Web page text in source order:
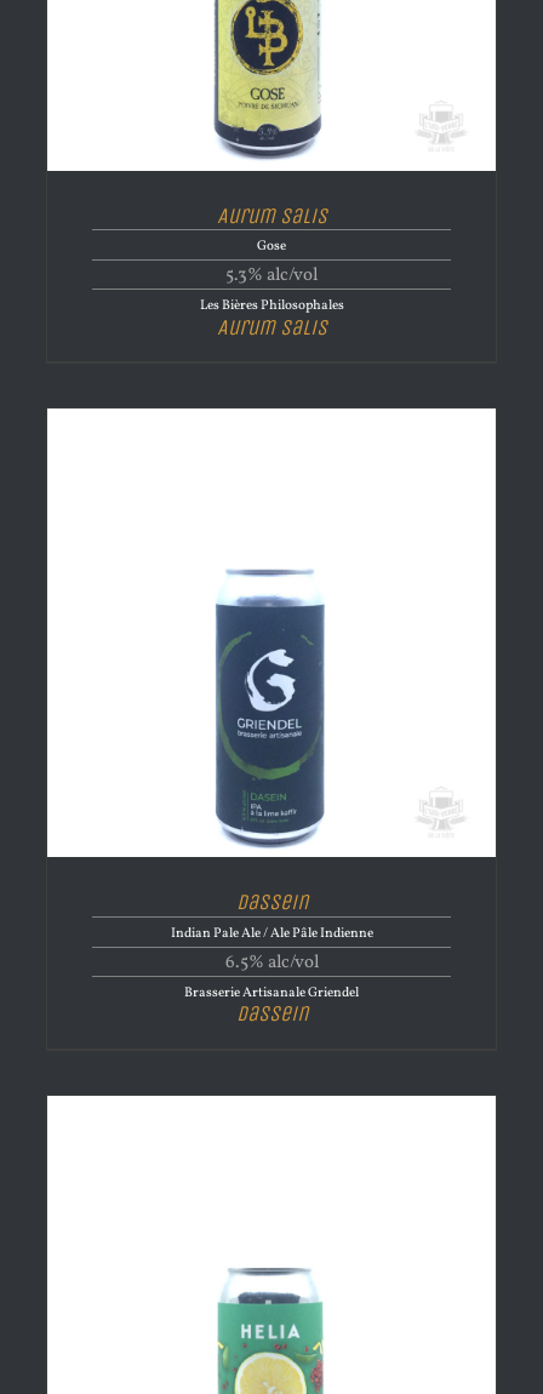
Aurum Salis
Gose
5.3% alc/vol
Les Bières Philosophales
Aurum Salis
Dassein
Indian Pale Ale / Ale Pâle Indienne
6.5% alc/vol
Brasserie Artisanale Griendel
Dassein